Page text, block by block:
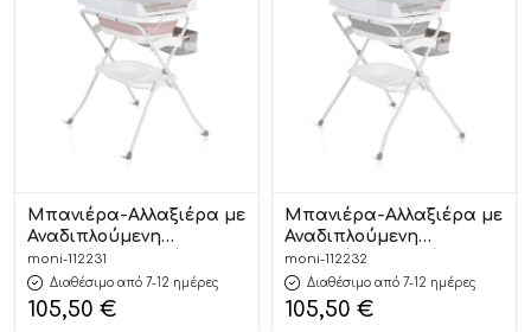
Μπανιέρα-Αλλαξιέρα με
Αναδιπλούμενη
Μπανιέρα και Βάση με
Αλλαξιέρα Como Pink
3800146272104 – Cangaroo
moni-112231
Διαθέσιμο από 7-12 ημέρες
105,50 €
Μπανιέρα-Αλλαξιέρα με
Αναδιπλούμενη
Μπανιέρα και Βάση με
Αλλαξιέρα Como Grey
3800146272111 – Cangaroo
moni-112232
Διαθέσιμο από 7-12 ημέρες
105,50 €